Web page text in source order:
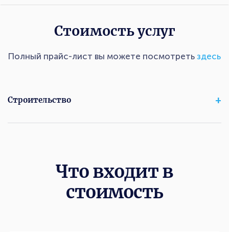
Стоимость услуг
Полный прайс-лист вы можете посмотреть здесь
Строительство
Что входит в
стоимость